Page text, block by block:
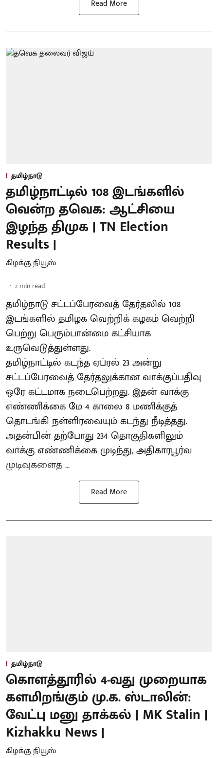
Read More
தமிழ்நாடு
தமிழ்நாட்டில் 108 இடங்களில்
வென்ற தவெக: ஆட்சியை
இழந்த திமுக | TN Election
Results |
கிழக்கு நியூஸ்
2 min read
தமிழ்நாடு சட்டப்பேரவைத் தேர்தலில் 108
இடங்களில் தமிழக வெற்றிக் கழகம் வெற்றி
பெற்று பெரும்பான்மை கட்சியாக
உருவெடுத்துள்ளது.
தமிழ்நாட்டில் கடந்த ஏப்ரல் 23 அன்று
சட்டப்பேரவைத் தேர்தலுக்கான வாக்குப்பதிவு
ஒரே கட்டமாக நடைபெற்றது. இதன் வாக்கு
எண்ணிக்கை மே 4 காலை 8 மணிக்குத்
தொடங்கி நள்ளிரவையும் கடந்து நீடித்தது.
அதன்பின் தற்போது 234 தொகுதிகளிலும்
வாக்கு எண்ணிக்கை முடிந்து, அதிகாரபூர்வ
முடிவுகளைத ...
Read More
தமிழ்நாடு
கொளத்தூரில் 4-வது முறையாக
களமிறங்கும் மு.க. ஸ்டாலின்:
வேட்பு மனு தாக்கல் | MK Stalin |
Kizhakku News |
கிழக்கு நியூஸ்